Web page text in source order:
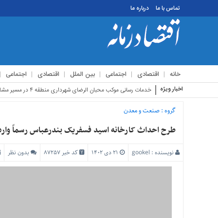
تماس با ما درباره ما
خانه اقتصادی اجتماعی بین الملل اقتصادی اجتماعی
تماس
ما
درباره
اخبار ویژه استقبال زائرین
گروه :صنعت و معدن
طرح احداث کارخانه اسید فسفریک بندرعباس رسماً
نویسنده : gookel کد خبر 87257 بدون نظر